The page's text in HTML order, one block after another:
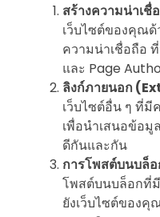
สร้างความน่าเชื่
เว็บไซต์ของคุณ
ความน่าเชื่อถือ
และ Page
ลิงก์ภายนอก
เว็บไซต์อื่น ๆ ที่
เพื่อนำเสนอข้อ
ดีกันและกัน
การโพสต์บนบล็
โพสต์บนบล็อกที่
ยังเว็บไซต์ของคุ